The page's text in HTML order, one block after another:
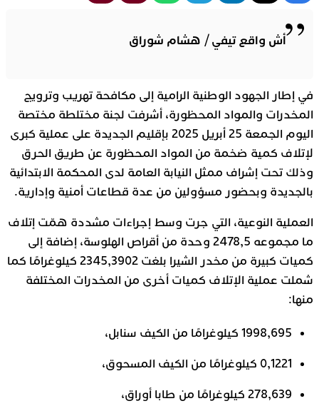
أش واقع تيفي / هشام شوراق
في إطار الجهود الوطنية الرامية إلى مكافحة تهريب وترويج
المخدرات والمواد المحظورة، أشرفت لجنة مختلطة مختصة
اليوم الجمعة 25 أبريل 2025 بإقليم الجديدة على عملية كبرى
لإتلاف كمية ضخمة من المواد المحظورة عن طريق الحرق
وذلك تحت إشراف ممثل النيابة العامة لدى المحكمة الابتدائية
بالجديدة وبحضور مسؤولين من عدة قطاعات أمنية وإدارية.
العملية النوعية، التي جرت وسط إجراءات مشددة همّت إتلاف
ما مجموعه 2478,5 وحدة من أقراص الهلوسة، إضافة إلى
كميات كبيرة من مخدر الشيرا بلغت 2345,3902 كيلوغرامًا كما
شملت عملية الإتلاف كميات أخرى من المخدرات المختلفة
منها:
1998,695 كيلوغرامًا من الكيف سنابل،
0,1221 كيلوغرامًا من الكيف المسحوق،
278,639 كيلوغرامًا من طابا أوراق،